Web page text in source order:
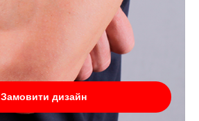
Замовити дизайн